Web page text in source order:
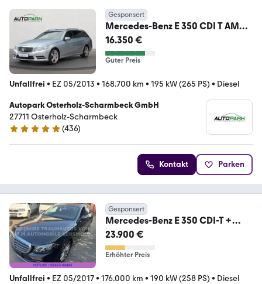
Gesponsert
Mercedes-Benz E 350 CDI T AMG
SPORTPAKET | ACC | AHK
16.350 €
Guter Preis
Unfallfrei • EZ 05/2013 • 168.700 km • 195 kW (265 PS) • Diesel
Autopark Osterholz-Scharmbeck GmbH
27711 Osterholz-Scharmbeck
4.9 Sterne
(436)
Kontakt Parken
Gesponsert
Mercedes-Benz E 350 CDI-T +
Navi+AHK+SH+Leder+LED+Kamer
a+Alu
23.900 €
Erhöhter Preis
Unfallfrei • EZ 05/2017• 176.000 km • 190 kW (258 PS) • Diesel